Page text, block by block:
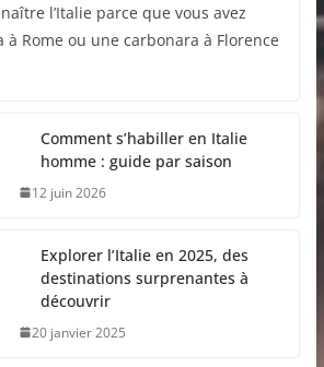
l’Italie parce que vous avez
à Rome ou une carbonara à Florence
Comment s’habiller en Italie
homme : guide par saison
12 juin 2026
Explorer l’Italie en 2025, des
destinations surprenantes à
découvrir
20 janvier 2025